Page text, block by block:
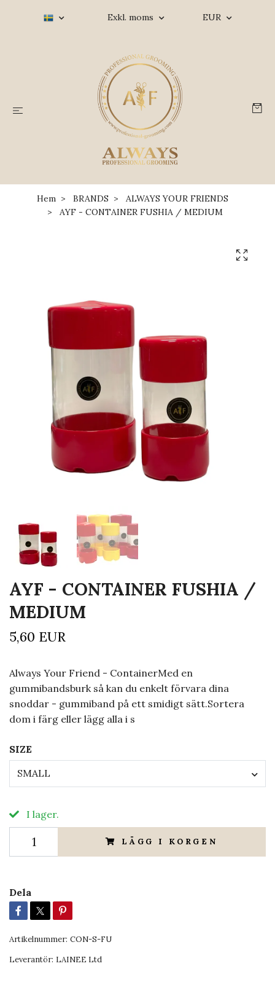
Exkl. moms EUR
Hem BRANDS
ALWAYS YOUR FRIENDS
AYF - CONTAINER FUSHIA / MEDIUM
AYF - CONTAINER FUSHIA /
MEDIUM
5,60 EUR
Always Your Friend - ContainerMed en
gummibandsburk så kan du enkelt förvara dina
snoddar - gummiband på ett smidigt sätt.Sortera
dom i färg eller lägg alla i s
SIZE
SMALL
I lager.
LÄGG I KORGEN
Dela
Artikelnummer: CON-S-FU
Leverantör: LAINEE Ltd